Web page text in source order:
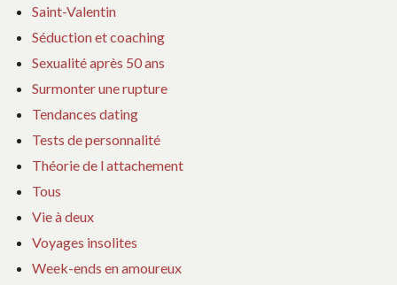
Saint-Valentin
Séduction et coaching
Sexualité après 50 ans
Surmonter une rupture
Tendances dating
Tests de personnalité
Théorie de l attachement
Tous
Vie à deux
Voyages insolites
Week-ends en amoureux